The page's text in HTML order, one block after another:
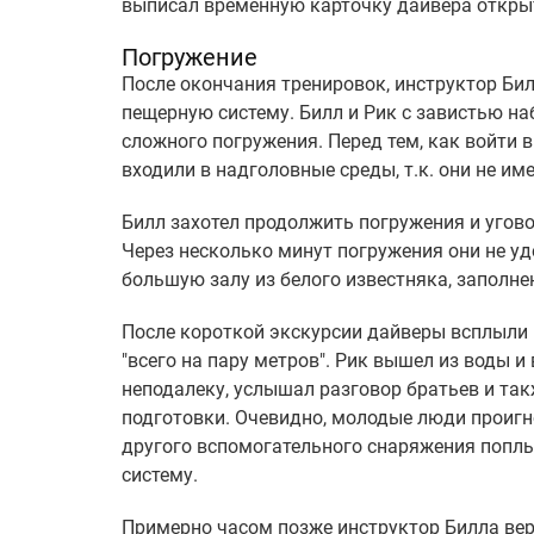
выписал временную карточку дайвера
Погружение
После окончания тренировок, инструктор
пещерную систему. Билл и Рик с завистью
сложного погружения. Перед тем, как войти
входили в надголовные среды, т.к. они не
Билл захотел продолжить погружения и
Через несколько минут погружения они не
большую залу из белого известняка,
После короткой экскурсии дайверы
"всего на пару метров". Рик вышел из
неподалеку, услышал разговор братьев и
подготовки. Очевидно, молодые люди
другого вспомогательного снаряжения
систему.
Примерно часом позже инструктор Билла